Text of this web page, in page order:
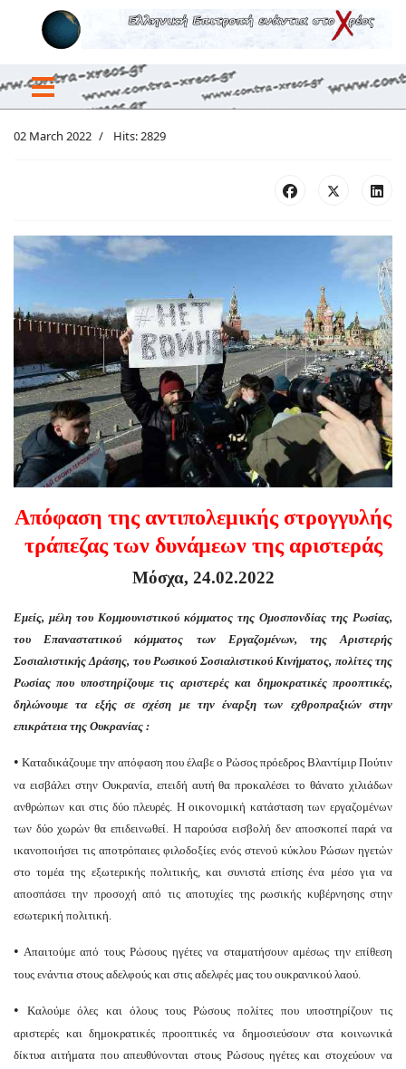
02 March 2022 Hits: 2829
Απόφαση της αντιπολεμικής στρογγυλής
τράπεζας των δυνάμεων της αριστεράς
Μόσχα, 24.02.2022
Εμείς, μέλη του Κομμουνιστικού κόμματος της Ομοσπονδίας της Ρωσίας,
του Επαναστατικού κόμματος των Εργαζομένων, της Αριστερής
Σοσιαλιστικής Δράσης, του Ρωσικού Σοσιαλιστικού Κινήματος, πολίτες της
Ρωσίας που υποστηρίζουμε τις αριστερές και δημοκρατικές προοπτικές,
δηλώνουμε τα εξής σε σχέση με την έναρξη των εχθροπραξιών στην
επικράτεια της Ουκρανίας :
• Καταδικάζουμε την απόφαση που έλαβε ο Ρώσος πρόεδρος Βλαντίμιρ Πούτιν
να εισβάλει στην Ουκρανία, επειδή αυτή θα προκαλέσει το θάνατο χιλιάδων
ανθρώπων και στις δύο πλευρές. Η οικονομική κατάσταση των εργαζομένων
των δύο χωρών θα επιδεινωθεί. Η παρούσα εισβολή δεν αποσκοπεί παρά να
ικανοποιήσει τις αποτρόπαιες φιλοδοξίες ενός στενού κύκλου Ρώσων ηγετών
στο τομέα της εξωτερικής πολιτικής, και συνιστά επίσης ένα μέσο για να
αποσπάσει την προσοχή από τις αποτυχίες της ρωσικής κυβέρνησης στην
εσωτερική πολιτική.
• Απαιτούμε από τους Ρώσους ηγέτες να σταματήσουν αμέσως την επίθεση
τους ενάντια στους αδελφούς και στις αδελφές μας του ουκρανικού λαού.
•Καλούμε όλες και όλους τους Ρώσους πολίτες που υποστηρίζουν τις
αριστερές και δημοκρατικές προοπτικές να δημοσιεύσουν στα κοινωνικά
δίκτυα αιτήματα που απευθύνονται στους Ρώσους ηγέτες και στοχεύουν να